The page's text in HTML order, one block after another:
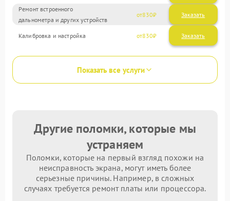
Ремонт встроенного
дальнометра и других устройств
830
Калибровка и настройка 830
Показать все услуги
Другие поломки, которые мы
устраняем
Поломки, которые на первый взгляд похожи на
неисправность экрана, могут иметь более
серьезные причины. Например, в сложных
случаях требуется ремонт платы или процессора.